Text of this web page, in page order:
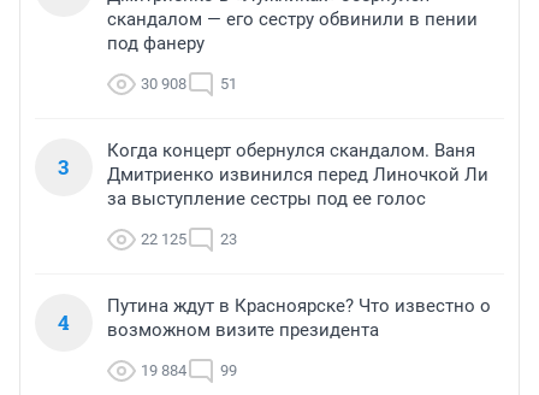
скандалом — его сестру обвинили в пении
под фанеру
30 908 51
3
Когда концерт обернулся скандалом. Ваня
Дмитриенко извинился перед Линочкой Ли
за выступление сестры под ее голос
22 125 23
4
Путина ждут в Красноярске? Что известно о
возможном визите президента
19 884 99